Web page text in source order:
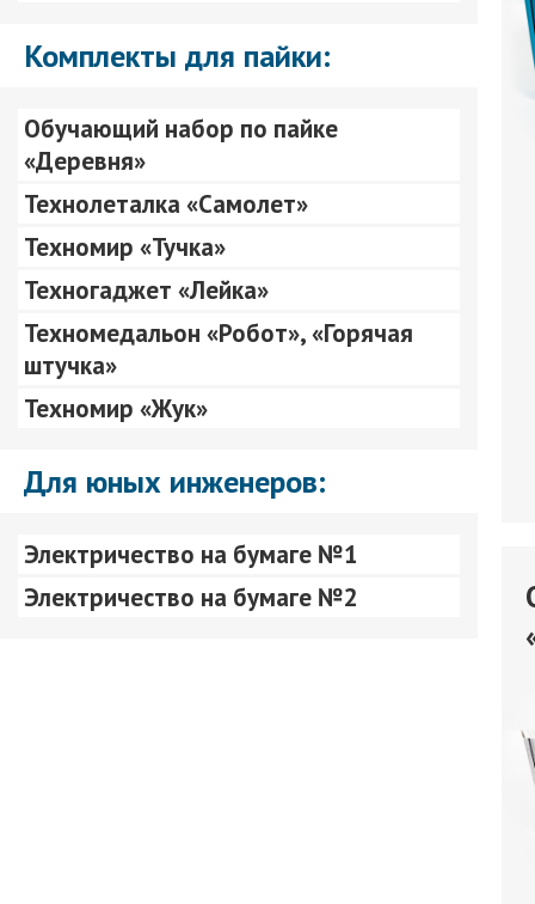
Комплекты для пайки:
Обучающий набор по пайке
«Деревня»
Технолеталка «Самолет»
Техномир «Тучка»
Техногаджет «Лейка»
Техномедальон «Робот», «Горячая
штучка»
Техномир «Жук»
Для юных инженеров:
Электричество на бумаге №1
Электричество на бумаге №2